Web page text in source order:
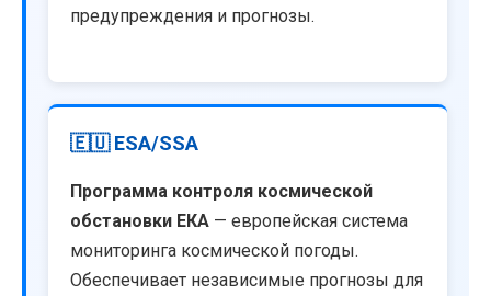
предупреждения и прогнозы.
🇪🇺 ESA/SSA
Программа контроля космической
обстановки ЕКА — европейская система
мониторинга космической погоды.
Обеспечивает независимые прогнозы для